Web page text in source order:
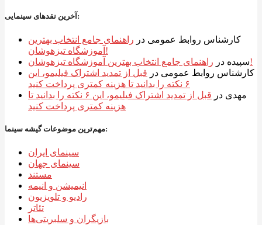
آخرین نقدهای سینمایی:
کارشناس روابط عمومی در راهنمای جامع انتخاب بهترین
آموزشگاه تیزهوشان!
سپیده در
راهنمای جامع انتخاب بهترین آموزشگاه تیزهوشان!
کارشناس روابط عمومی در قبل از تمدید اشتراک فیلیمو، این
۶ نکته را بدانید تا هزینه کمتری پرداخت کنید
مهدی در
قبل از تمدید اشتراک فیلیمو، این ۶ نکته را بدانید تا
هزینه کمتری پرداخت کنید
مهم‌ترین موضوعات گیشه سینما:
سینمای ایران
سینمای جهان
مستند
انیمیشن و انیمه
رادیو و تلویزیون
تئاتر
بازیگران و سلبریتی‌ها